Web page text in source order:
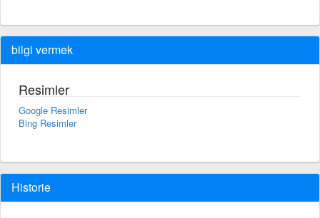
bilgi vermek
Resimler
Google Resimler
Bing Resimler
Historie